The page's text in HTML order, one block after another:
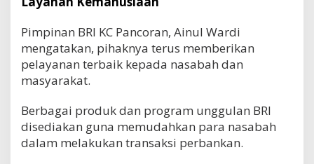
Pimpinan BRI KC Pancoran, Ainul Wardi
mengatakan, pihaknya terus memberikan
pelayanan terbaik kepada nasabah dan
masyarakat.
Berbagai produk dan program unggulan BRI
disediakan guna memudahkan para nasabah
dalam melakukan transaksi perbankan.